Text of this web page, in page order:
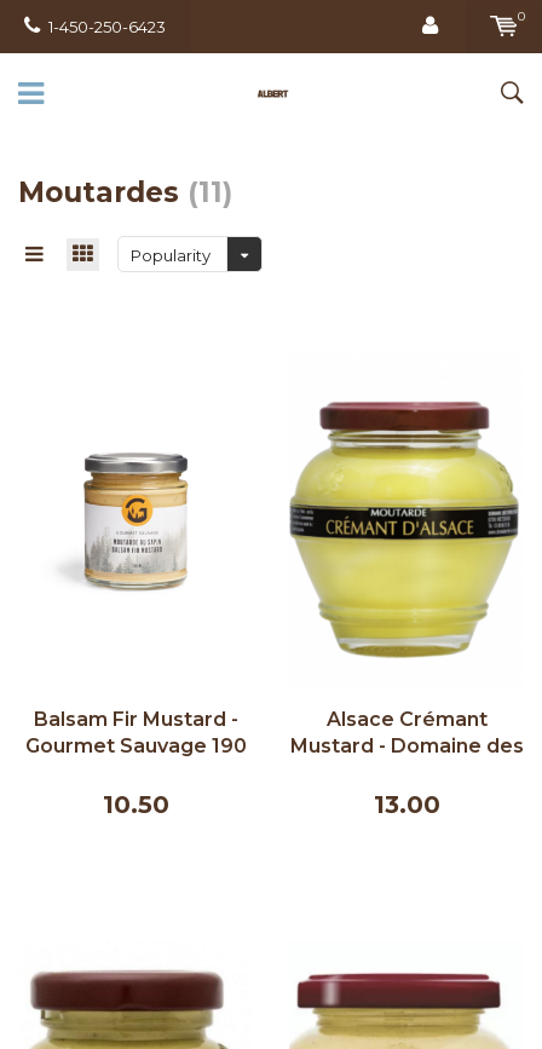
1-450-250-6423
0
Moutardes (11)
Popularity
Balsam Fir Mustard -
Gourmet Sauvage 190
10.50
Alsace Crémant
Mustard - Domaine des
13.00